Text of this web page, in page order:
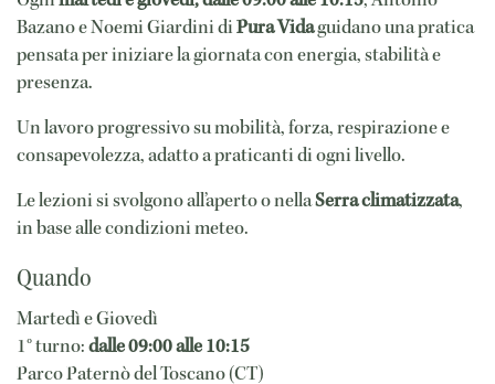
Bazano e Noemi Giardini diPura Vidaguidano una pratica
pensata per iniziare la giornata con energia, stabilità e
presenza.
Un lavoro progressivo su mobilità, forza, respirazione e
consapevolezza, adatto a praticanti di ogni livello.
Le lezioni si svolgono all’aperto o nellaSerra climatizzata,
in base alle condizioni meteo.
Quando
Martedì e Giovedì
1° turno:dalle 09:00 alle 10:15
Parco Paternò del Toscano (CT)